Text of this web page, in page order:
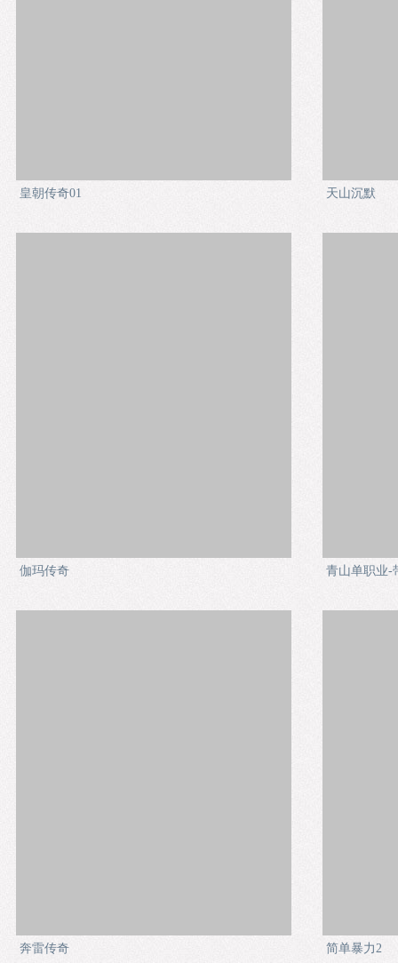
皇朝传奇01 天山沉默
伽玛传奇 青山单职业-
奔雷传奇 简单暴力2